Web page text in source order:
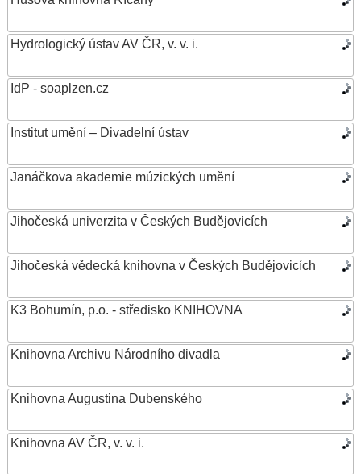
Hydrologický ústav AV ČR, v. v. i.
IdP - soaplzen.cz
Institut umění – Divadelní ústav
Janáčkova akademie múzických umění
Jihočeská univerzita v Českých Budějovicích
Jihočeská vědecká knihovna v Českých Budějovicích
K3 Bohumín, p.o. - středisko KNIHOVNA
Knihovna Archivu Národního divadla
Knihovna Augustina Dubenského
Knihovna AV ČR, v. v. i.